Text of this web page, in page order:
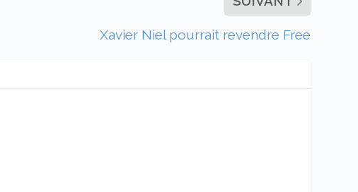
Xavier Niel pourrait revendre Free